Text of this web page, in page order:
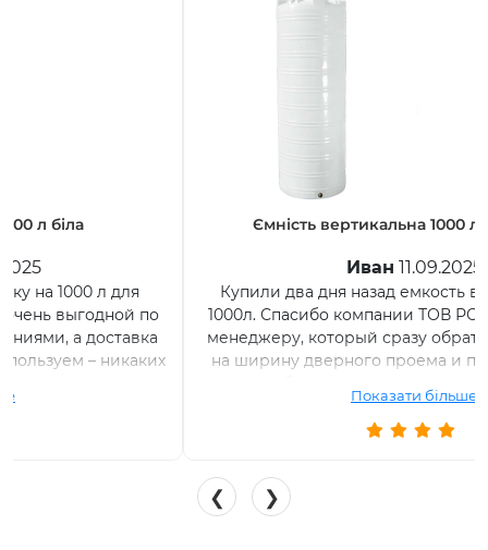
Ємність вертикальна 1000 л вузька біла
Купили два дня назад емкость вертикальную на
1000л. Спасибо компании ТОВ РОТО ЕВРОПЛАСТ и
менеджеру, который сразу обратил мое внимание
на ширину дверного проема и посоветовал взять
подключили, все отлично работает.
❮ ❯